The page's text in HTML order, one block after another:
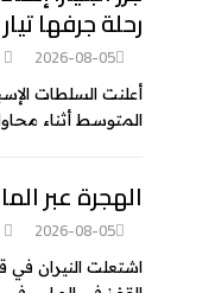
رحلة جرفها
2026-08-05
أعلنت السلطات
المتوسط أثناء
الهجرة عبر المانش: إنقاذ 173 مهاجراً
2026-08-05
اشتعلت النيران في